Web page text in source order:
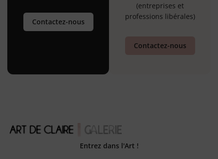
Contactez-nous
(entreprises et
professions libérales)
Contactez-nous
Entrez dans l'Art !